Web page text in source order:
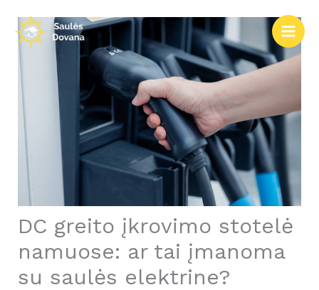
prie
turinio
DC greito įkrovimo stotelė
namuose: ar tai įmanoma
su saulės elektrine?